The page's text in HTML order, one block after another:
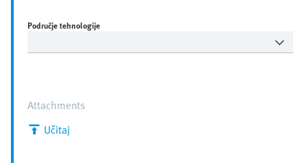
Područje tehnologije
Attachments
Učitaj